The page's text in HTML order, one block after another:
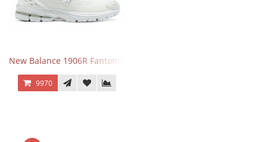
New Balance 1906R Fantomfit White
9970